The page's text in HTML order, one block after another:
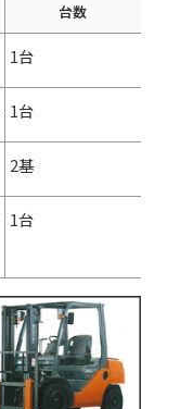
台数
1台
1台
2基
1台